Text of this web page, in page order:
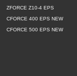
ZFORCE Z10-4 EPS
CFORCE 400 EPS NEW
CFORCE 500 EPS NEW